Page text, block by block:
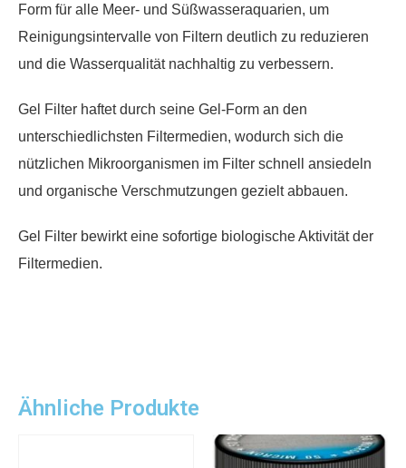
Form für alle Meer- und Süßwasseraquarien, um
Reinigungsintervalle von Filtern deutlich zu reduzieren
und die Wasserqualität nachhaltig zu verbessern.
Gel Filter haftet durch seine Gel-Form an den
unterschiedlichsten Filtermedien, wodurch sich die
nützlichen Mikroorganismen im Filter schnell ansiedeln
und organische Verschmutzungen gezielt abbauen.
Gel Filter bewirkt eine sofortige biologische Aktivität der
Filtermedien.
Ähnliche Produkte